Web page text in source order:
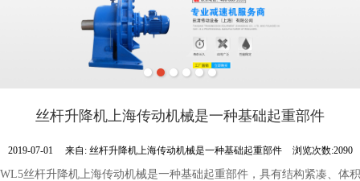
丝杆升降机上海传动机械是一种基础起重部件
2019-07-01 来自: 丝杆升降机上海传动机械是一种基础起重部件 浏览次数:2090
丝杆升降机上海传动机械是一种基础起重部件，具有结构紧凑、体积